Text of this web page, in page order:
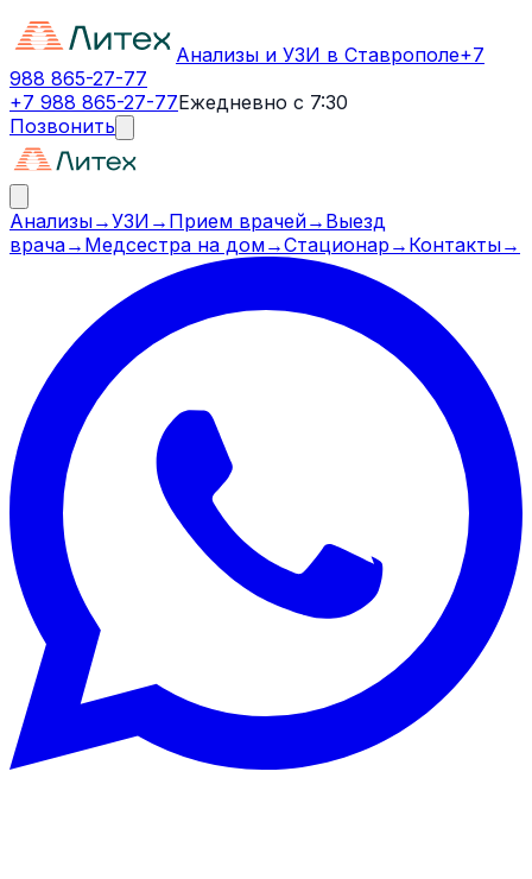
Анализы и УЗИ в Ставрополе+7
988 865-27-77
+7 988 865-27-77Ежедневно с 7:30
Позвонить
Анализы→УЗИ → Прием врачей→ Выезд
врача→ Медсестра на дом→Стационар → Контакты→